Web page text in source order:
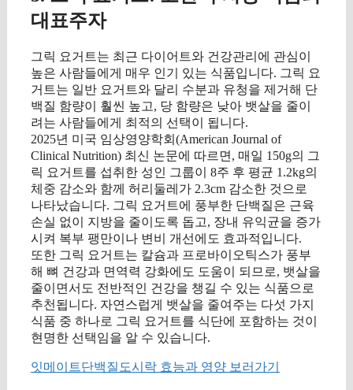
대표주자
그릭 요거트는 최근 다이어트와 건강관리에 관심이
높은 사람들에게 매우 인기 있는 식품입니다. 그릭 요
거트는 일반 요거트와 달리 수분과 유청을 제거해 단
백질 함량이 훨씬 높고, 당 함량은 낮아 뱃살을 줄이
려는 사람들에게 최적의 선택이 됩니다.
2025년 미국 임상영양학회(American Journal of
Clinical Nutrition) 최신 논문에 따르면, 매일 150g의 그
릭 요거트를 섭취한 성인 그룹이 8주 후 평균 1.2kg의
체중 감소와 함께 허리둘레가 2.3cm 감소한 것으로
나타났습니다. 그릭 요거트에 풍부한 단백질은 근육
손실 없이 지방을 줄이도록 돕고, 장내 유익균을 증가
시켜 복부 팽만이나 변비 개선에도 효과적입니다.
또한 그릭 요거트는 칼슘과 프로바이오틱스가 풍부
해 뼈 건강과 면역력 강화에도 도움이 되므로, 뱃살을
줄이면서도 전반적인 건강을 챙길 수 있는 식품으로
추천됩니다. 자연스럽게 뱃살을 줄여주는 다섯 가지
식품 중 하나로 그릭 요거트를 식단에 포함하는 것이
현명한 선택임을 알 수 있습니다.
잇메이트단백질도시락 효능과 영양 보러가기